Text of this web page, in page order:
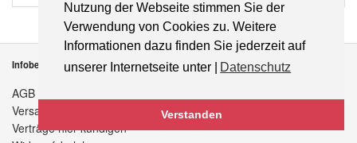
Nutzung der Webseite stimmen Sie der
Verwendung von Cookies zu. Weitere
Informationen dazu finden Sie jederzeit auf
unserer Internetseite unter |
Datenschutz
Verstanden
Infobereich
AGB
Versandkosten
Verträge hier kündigen